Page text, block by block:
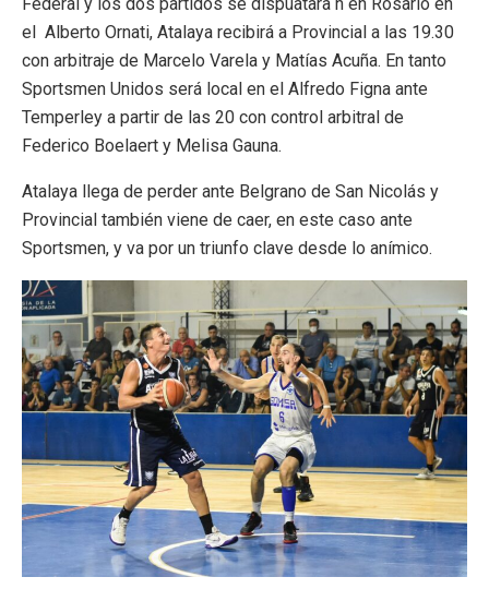
Federal y los dos partidos se dispuatara n en Rosario en
el Alberto Ornati, Atalaya recibirá a Provincial a las 19.30
con arbitraje de Marcelo Varela y Matías Acuña. En tanto
Sportsmen Unidos será local en el Alfredo Figna ante
Temperley a partir de las 20 con control arbitral de
Federico Boelaert y Melisa Gauna.
Atalaya llega de perder ante Belgrano de San Nicolás y
Provincial también viene de caer, en este caso ante
Sportsmen, y va por un triunfo clave desde lo anímico.